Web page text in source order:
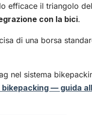
efficace il triangolo
con la bici.
di una borsa
nel sistema
bikepacking — guida